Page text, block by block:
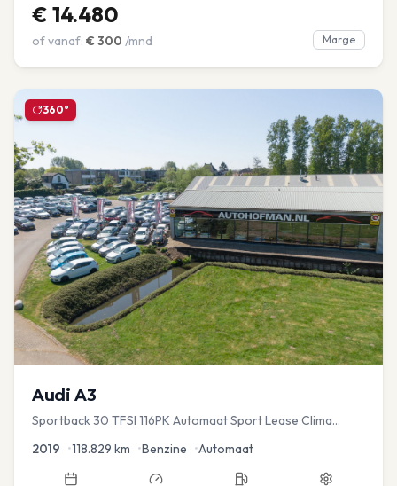
€ 14.480
of vanaf: € 300 /mnd Marge
360°
Audi A3
Sportback 30 TFSI 116PK Automaat Sport Lease Clima
2019 •118.829 km •Benzine •Automaat